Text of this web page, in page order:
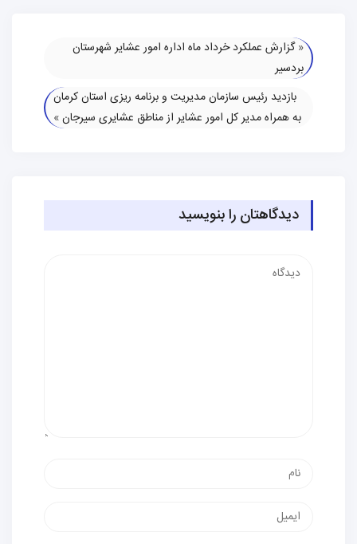
«گزارش عملکرد خرداد ماه اداره امور عشایر شهرستان
بردسیر
بازدید رئیس سازمان مدیریت و برنامه ریزی استان کرمان
به همراه مدیر کل امور عشایر از مناطق عشایری سیرجان»
دیدگاهتان را بنویسید
پست